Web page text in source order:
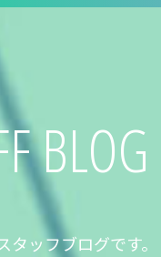
BLOG
ッフブログです。